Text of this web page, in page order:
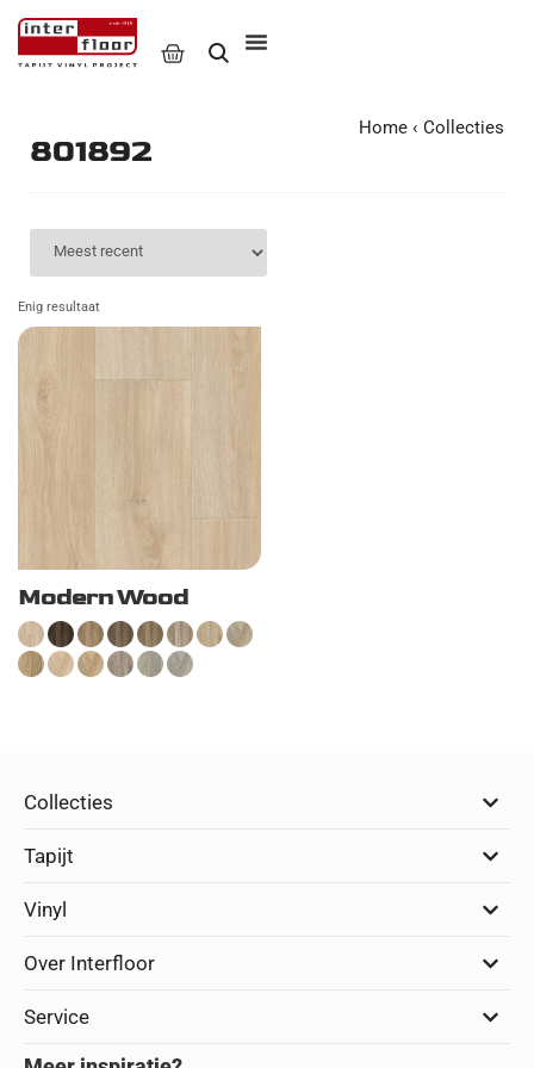
801892
Home ‹ Collecties
Enig resultaat
Modern Wood
Collecties
Tapijt
Vinyl
Over Interfloor
Service